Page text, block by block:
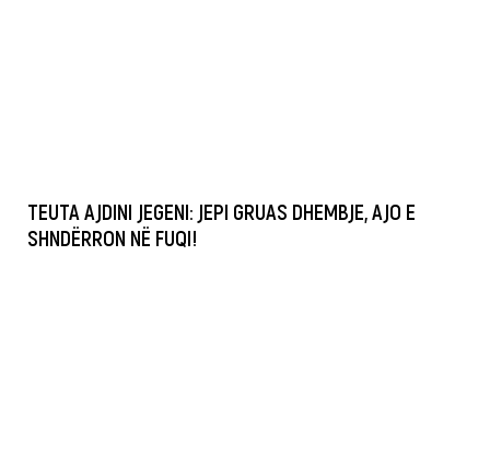
TEUTA AJDINI JEGENI: JEPI GRUAS DHEMBJE, AJO E
SHNDËRRON NË FUQI!